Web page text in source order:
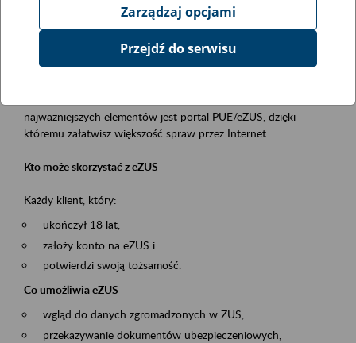
Opis wydarzenia
Platforma Usług Elektronicznych ZUS eZUS
najważniejszych elementów jest portal PUE/eZUS, dzięki
któremu załatwisz większość spraw przez Internet.
Kto może skorzystać z eZUS
Każdy klient, który:
ukończył 18 lat,
założy konto na eZUS i
potwierdzi swoją tożsamość.
Co umożliwia eZUS
wgląd do danych zgromadzonych w ZUS,
przekazywanie dokumentów ubezpieczeniowych,
Zarządzaj opcjami
Przejdź do serwisu